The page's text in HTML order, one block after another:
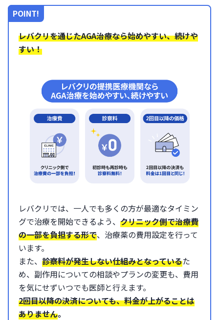
POINT!
レバクリを通じたAGA治療なら始めやすい、続けや
すい！
レバクリでは、一人でも多くの方が最適なタイミン
グで治療を開始できるよう、 クリニック側で治療費
の一部を負担する形で、治療薬の費用設定を行って
います。
また、 診察料が発生しない仕組みとなっているた
め、副作用についての相談やプランの変更も、費用
を気にせずいつでも医師と行えます。
2回目以降の決済についても、料金が上がることは
ありません。